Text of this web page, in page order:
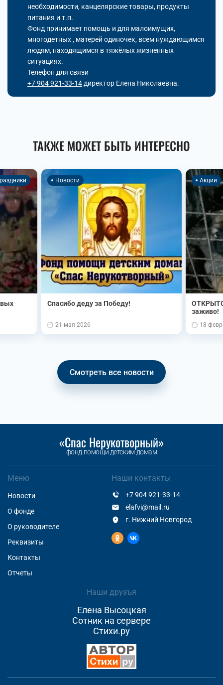
необходимости, канцелярские товары, продукты
питания и т.п.
Фонд принимает помощь и для малоимущих,
многодетных , матерей одиночек, всем нуждающимся
людям, находящимся в тяжёлых жизненных
ситуациях.
Телефон для связи
+7 904 921-33-14 директор Елена Николаевна.
ТАКЖЕ МОЖЕТ БЫТЬ ИНТЕРЕСНО
Новости
Спасибо деду за Победу!
21 мая 2026
Акции
заживо!
18
Смотреть все новости
«Спас Нерукотворный»
фонд помощи детским домам
Меню
Новости
О фонде
О руководителе
Реквизиты
Контакты
Отчеты
Наши друзъя
Елена Высоцкая
Сотник на сервере
Стихи.ру
Наши контакты
+7 904 921-33-14
elafvi@mail.ru
г. Нижний Новгород